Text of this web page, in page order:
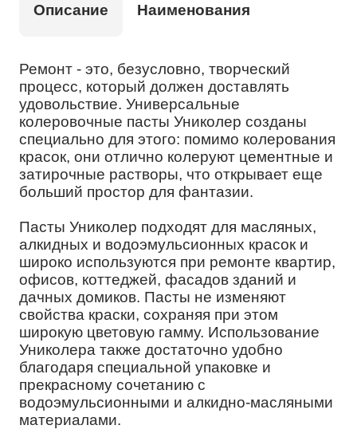
Описание Наименования
Ремонт - это, безусловно, творческий
процесс, который должен доставлять
удовольствие. Универсальные
колеровочные пасты Униколер созданы
специально для этого: помимо колерования
красок, они отлично колеруют цементные и
затирочные растворы, что открывает еще
больший простор для фантазии.
Пасты Униколер подходят для масляных,
алкидных и водоэмульсионных красок и
широко используются при ремонте квартир,
офисов, коттеджей, фасадов зданий и
дачных домиков. Пасты не изменяют
свойства краски, сохраняя при этом
широкую цветовую гамму. Использование
Униколера также достаточно удобно
благодаря специальной упаковке и
прекрасному сочетанию с
водоэмульсионными и алкидно-масляными
материалами.